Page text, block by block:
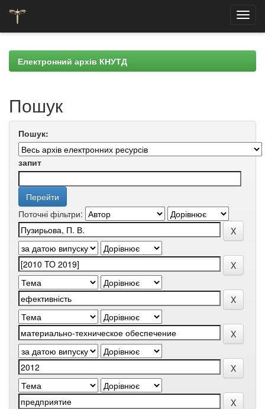
navigationЕлектронний архів КНУТД
Пошук
Пошук:
запит
Поточні фільтри: